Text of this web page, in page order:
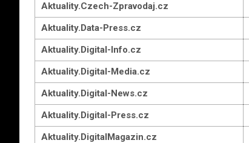
Aktuality.Czech-Zpravodaj.cz
Aktuality.Data-Press.cz
Aktuality.Digital-Info.cz
Aktuality.Digital-Media.cz
Aktuality.Digital-News.cz
Aktuality.Digital-Press.cz
Aktuality.DigitalMagazin.cz